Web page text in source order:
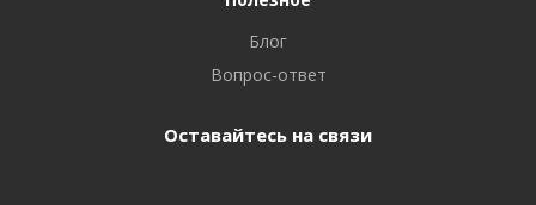
Блог
Вопрос-ответ
Оставайтесь на связи